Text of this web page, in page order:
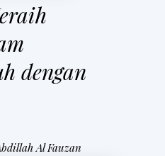
dengan
Al Fauzan